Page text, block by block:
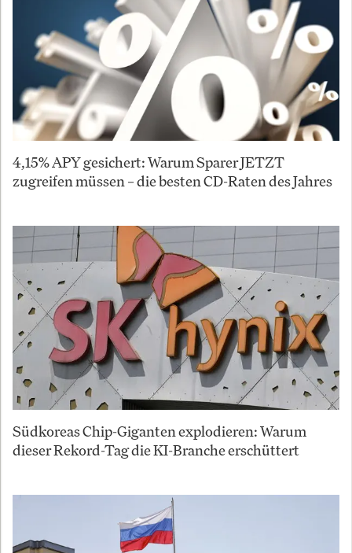
4,15% APY gesichert: Warum Sparer JETZT
zugreifen müssen – die besten CD-Raten des Jahres
Südkoreas Chip-Giganten explodieren: Warum
dieser Rekord-Tag die KI-Branche erschüttert